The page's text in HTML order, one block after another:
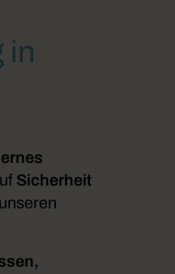
in
Sicherheit